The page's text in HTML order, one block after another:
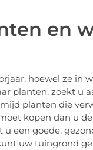
en
hoewel ze in
planten, zoekt u
planten die
kopen dan u
een goede,
uw tuingrond